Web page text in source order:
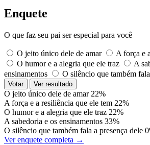
Enquete
O que faz seu pai ser especial para você
O jeito único dele de amar
A força e
O humor e a alegria que ele traz
A
ensinamentos
O silêncio que também
Votar Ver resultado
O jeito único dele de amar 22%
A força e a resiliência que ele tem 22%
O humor e a alegria que ele traz 22%
A sabedoria e os ensinamentos 33%
O silêncio que também fala a presença dele
Ver enquete completa →